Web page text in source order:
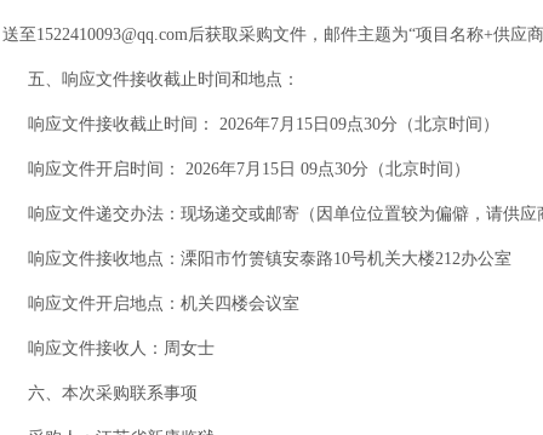
送至1522410093@qq.com后获取采购文件，邮件主题为“项目名称+供
五、响应文件接收截止时间和地点：
响应文件接收截止时间： 2026年7月 15 日 09点30分（北京时间）
响应文件开启时间： 2026年7月 15 日 09点30分（北京时间）
响应文件递交办法：现场递交或邮寄（因单位位置较为偏僻，请供
响应文件接收地点：溧阳市竹箦镇安泰路10号机关大楼212办公室
响应文件开启地点：机关四楼会议室
响应文件接收人：周女士
六、本次采购联系事项